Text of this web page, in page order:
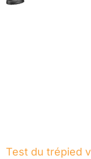
Test du trépied